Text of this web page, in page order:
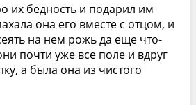
их бедность и подарил им
она его вместе с отцом, и
на нем рожь да еще что-
почти уже все поле и вдруг
а была она из чистого